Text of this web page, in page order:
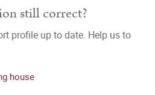
still correct?
profile up to date. Help us to
house